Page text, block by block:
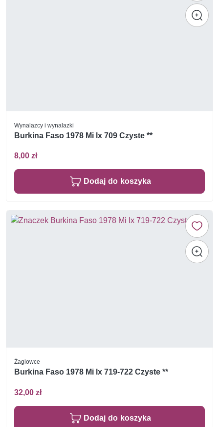
Wynalazcy i wynalazki
Burkina Faso 1978 Mi lx 709 Czyste **
8,00 zł
Dodaj do koszyka
Żaglowce
Burkina Faso 1978 Mi lx 719-722 Czyste **
32,00 zł
Dodaj do koszyka